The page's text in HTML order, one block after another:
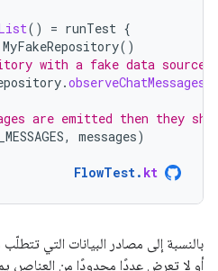
() = runTest {
MyFakeRepository()
with a fake data source
.observeChatMessages
are emitted then they should
, messages)
FlowTest. kt
بالنسبة إلى مصادر البيانات التي
أو لا تعرض عددًا محدودًا من العناصر،